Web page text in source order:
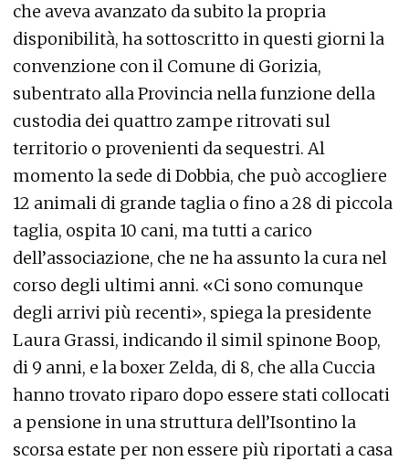
che aveva avanzato da subito la propria
disponibilità, ha sottoscritto in questi giorni la
convenzione con il Comune di Gorizia,
subentrato alla Provincia nella funzione della
custodia dei quattro zampe ritrovati sul
territorio o provenienti da sequestri. Al
momento la sede di Dobbia, che può accogliere
12 animali di grande taglia o fino a 28 di piccola
taglia, ospita 10 cani, ma tutti a carico
dell’associazione, che ne ha assunto la cura nel
corso degli ultimi anni. «Ci sono comunque
degli arrivi più recenti», spiega la presidente
Laura Grassi, indicando il simil spinone Boop,
di 9 anni, e la boxer Zelda, di 8, che alla Cuccia
hanno trovato riparo dopo essere stati collocati
a pensione in una struttura dell’Isontino la
scorsa estate per non essere più riportati a casa